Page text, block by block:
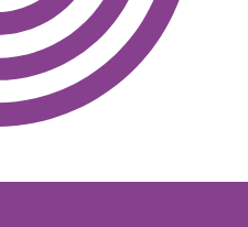
ANNÉE DE NAISSANCE